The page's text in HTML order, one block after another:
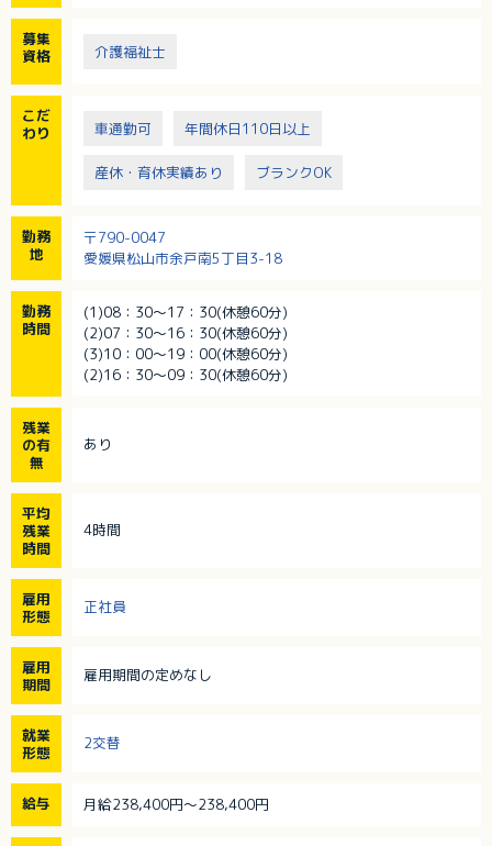
募集
資格
介護福祉士
こだ
わり
車通勤可 年間休日110日以上
産休・育休実績あり ブランクOK
勤務
地
〒790-0047
愛媛県松山市余戸南5丁目3-18
勤務
時間
(1)08：30～17：30(休憩60分)
(2)07：30～16：30(休憩60分)
(3)10：00～19：00(休憩60分)
(2)16：30～09：30(休憩60分)
残業
の有
無
あり
平均
残業
時間
4時間
雇用
形態
正社員
雇用
期間
雇用期間の定めなし
就業
形態
2交替
給与 月給238,400円～238,400円